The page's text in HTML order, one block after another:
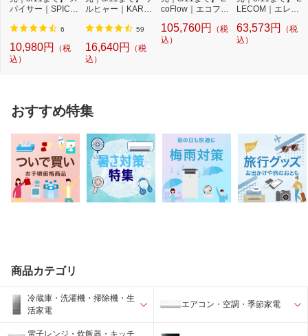
パイサー｜SPICE
ケ...
6
10,980円
（税
込）
ルヒャー｜KARC
圧...
59
16,640円
（税
込）
coFlow｜エコフロ
P...
105,760円
（税
込）
LECOM｜エレコ
...
63,573円
（税
込）
おすすめ特集
商品カテゴリ
冷蔵庫・洗濯機・掃除機・生
活家電
エアコン・空調・季節家電
電子レンジ・炊飯器・キッチ